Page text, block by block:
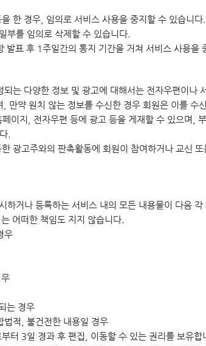
한 경우, 임의로 서비스 사용을 중지할 수 있습니
부를 임의로 삭제할 수 있습니다.
표 후 1주일간의 통지 기간을 거쳐 서비스 사용을
는 다양한 정보 및 광고에 대해서는 전자우편이나
약 원치 않는 정보를 수신한 경우 회원은 이를 수
이지, 전자우편 등에 광고 등을 게재할 수 있으며,
.
광고주와의 판촉활동에 회원이 참여하거나 교신
거나 등록하는 서비스 내의 모든 내용물이 다음
어떠한 책임도 지지 않습니다.
우
는 경우
법적, 불건전한 내용일 경우
터 3일 경과 후 편집, 이동할 수 있는 권리를 보유합